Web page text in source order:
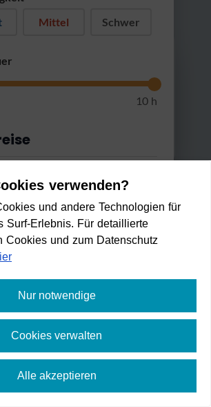
von Garmisch-Parte
d...
4:05 h 468 m 53,1 km
min
Mittel Schwer
10 h
mit...
Max. 2 Umstiege
Reisezeit
Anwenden
Vollbild
verwenden?
und andere Technologien für
Surf-Erlebnis. Für detaillierte
Cookies und zum Datenschutz
Nur notwendige
Cookies verwalten
Alle akzeptieren